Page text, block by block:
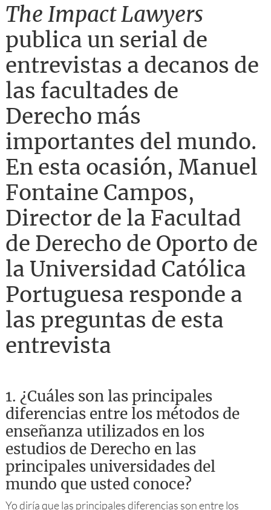
The Impact Lawyers
publica un serial de
entrevistas a decanos de
las facultades de
Derecho más
importantes del mundo.
En esta ocasión, Manuel
Fontaine Campos,
Director de la Facultad
de Derecho de Oporto de
la Universidad Católica
Portuguesa responde a
las preguntas de esta
entrevista
1. ¿Cuáles son las principales
diferencias entre los métodos de
enseñanza utilizados en los
estudios de Derecho en las
principales universidades del
mundo que usted conoce?
Yo diría que las principales diferencias son entre los